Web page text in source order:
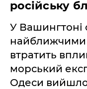
російську
У Вашингтоні
найближчими
втратить
морський
Одеси